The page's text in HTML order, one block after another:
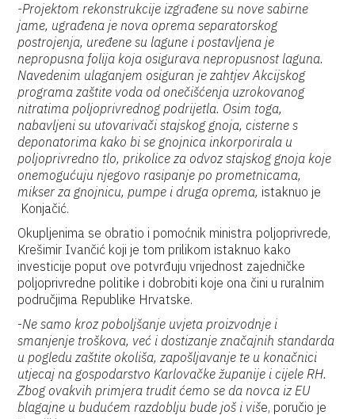
-Projektom rekonstrukcije izgrađene su nove sabirne
jame, ugrađena je nova oprema separatorskog
postrojenja, uređene su lagune i postavljena je
nepropusna folija koja osigurava nepropusnost laguna.
Navedenim ulaganjem osiguran je zahtjev Akcijskog
programa zaštite voda od onečišćenja uzrokovanog
nitratima poljoprivrednog podrijetla. Osim toga,
nabavljeni su utovarivači stajskog gnoja, cisterne s
deponatorima kako bi se gnojnica inkorporirala u
poljoprivredno tlo, prikolice za odvoz stajskog gnoja koje
onemogućuju njegovo rasipanje po prometnicama,
mikser za gnojnicu, pumpe i druga oprema, istaknuo je
Konjačić.
Okupljenima se obratio i pomoćnik ministra poljoprivrede,
Krešimir Ivančić koji je tom prilikom istaknuo kako
investicije poput ove potvrđuju vrijednost zajedničke
poljoprivredne politike i dobrobiti koje ona čini u ruralnim
područjima Republike Hrvatske.
-Ne samo kroz poboljšanje uvjeta proizvodnje i
smanjenje troškova, već i dostizanje značajnih standarda
u pogledu zaštite okoliša, zapošljavanje te u konačnici
utjecaj na gospodarstvo Karlovačke županije i cijele RH.
Zbog ovakvih primjera trudit ćemo se da novca iz EU
blagajne u budućem razdoblju bude još i više, poručio je